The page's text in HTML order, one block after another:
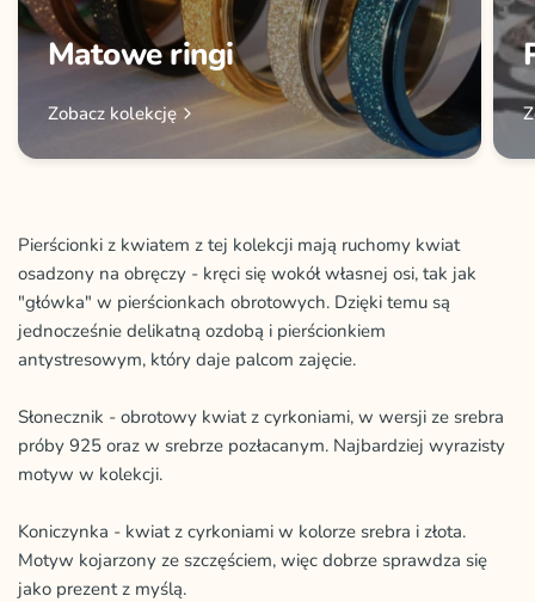
Matowe ringi
Zobacz kolekcję
Pierścionki z kwiatem z tej kolekcji mają ruchomy kwiat
osadzony na obręczy - kręci się wokół własnej osi, tak jak
"główka" w pierścionkach obrotowych. Dzięki temu są
jednocześnie delikatną ozdobą i pierścionkiem
antystresowym, który daje palcom zajęcie.
Słonecznik - obrotowy kwiat z cyrkoniami, w wersji ze srebra
próby 925 oraz w srebrze pozłacanym. Najbardziej wyrazisty
motyw w kolekcji.
Koniczynka - kwiat z cyrkoniami w kolorze srebra i złota.
Motyw kojarzony ze szczęściem, więc dobrze sprawdza się
jako prezent z myślą.